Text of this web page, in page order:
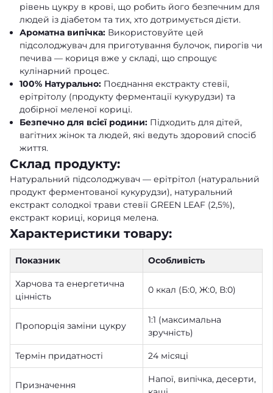
рівень цукру в крові, що робить його безпечним для
людей із діабетом та тих, хто дотримується дієти.
Ароматна випічка: Використовуйте цей
підсолоджувач для приготування булочок, пирогів чи
печива — кориця вже у складі, що спрощує
кулінарний процес.
100% Натурально: Поєднання екстракту стевії,
ерітрітолу (продукту ферментації кукурудзи) та
добірної меленої кориці.
Безпечно для всієї родини: Підходить для дітей,
вагітних жінок та людей, які ведуть здоровий спосіб
життя.
Склад продукту:
Натуральний підсолоджувач — ерітрітол (натуральний
продукт ферментованої кукурудзи), натуральний
екстракт солодкої трави стевії GREEN LEAF (2,5%),
екстракт кориці, кориця мелена.
Характеристики товару:
Показник Особливість
Харчова та енергетична
цінність
0 ккал (Б:0, Ж:0, В:0)
Пропорція заміни цукру
1:1 (максимальна
зручність)
Термін придатності 24 місяці
Призначення
Напої, випічка, десерти,